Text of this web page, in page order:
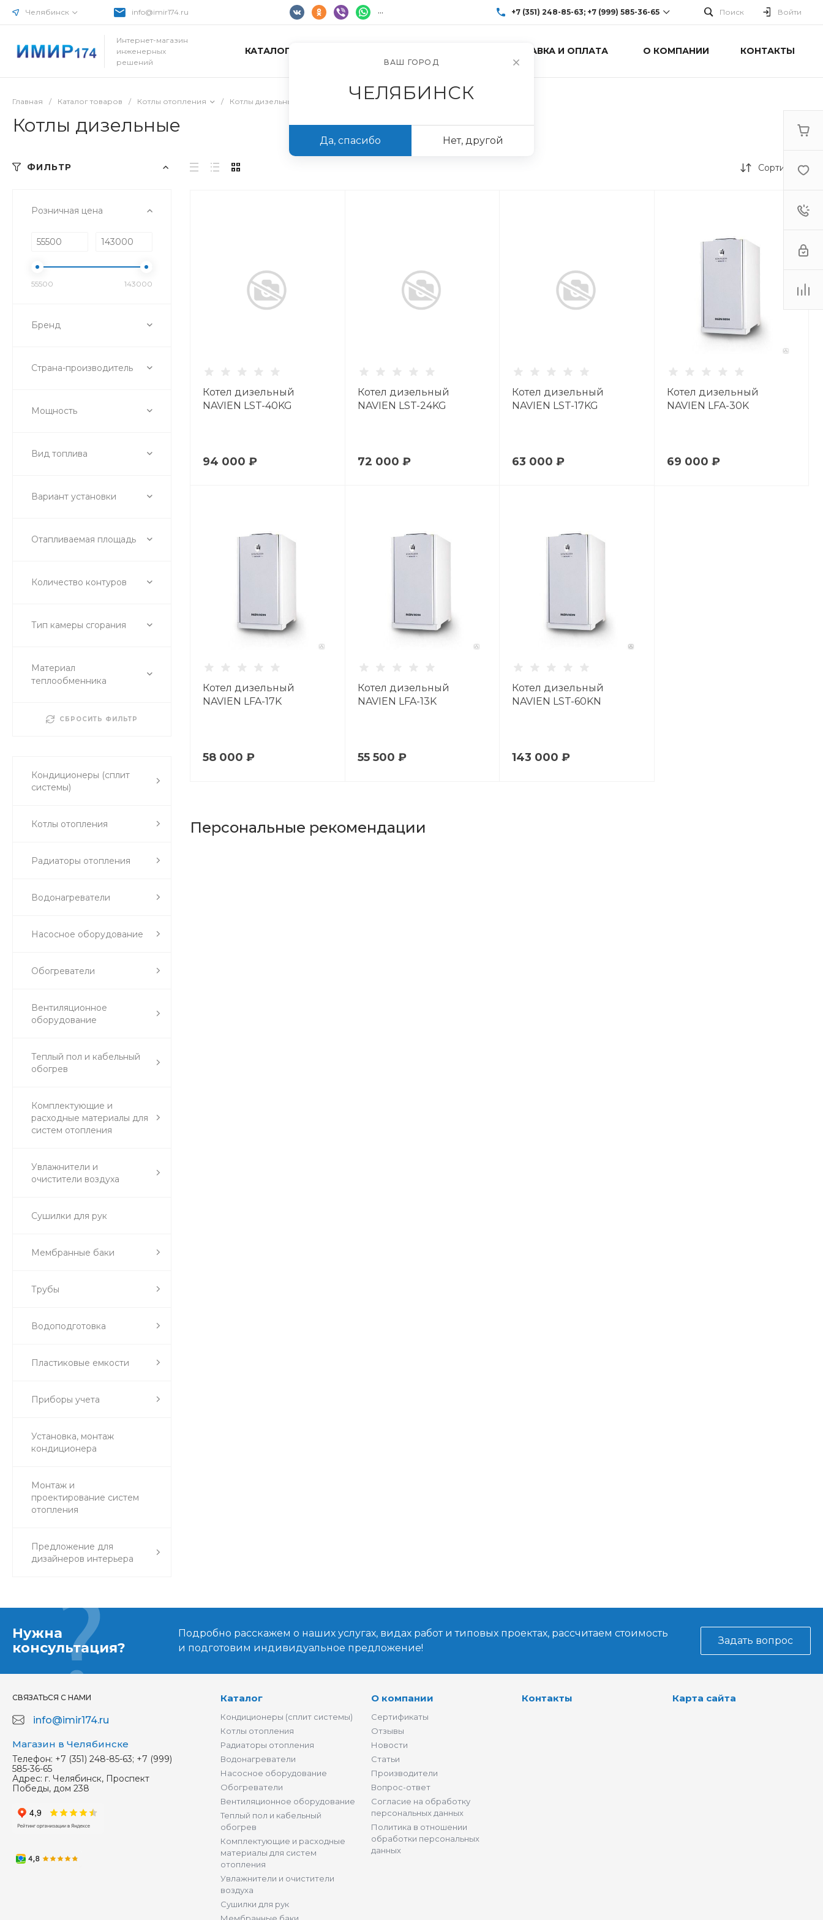
Челябинск info@imir174.ru ... +7 (351) 248-85-63; +7 (999) 585-36-65
+7 (351) 248-85-63; +7 (999) 585-36-65
Поиск Войти
Интернет-магазин
инженерных
решений
КАТАЛОГ ТОВАРОВ ДОСТАВКА И ОПЛАТА О КОМПАНИИ КОНТАКТЫ
Главная / Каталог товаров / Котлы отопления / Котлы дизельные
Котлы дизельные
ФИЛЬТР
Розничная цена
55500 143000
Бренд
Страна-производитель
Мощность
Вид топлива
Вариант установки
Отапливаемая площадь
Количество контуров
Тип камеры сгорания
Материал
теплообменника
СБРОСИТЬ ФИЛЬТР
Кондиционеры (сплит
системы)
Котлы отопления
Радиаторы отопления
Водонагреватели
Насосное оборудование
Обогреватели
Вентиляционное
оборудование
Теплый пол и кабельный
обогрев
Комплектующие и
расходные материалы для
систем отопления
Увлажнители и
очистители воздуха
Сушилки для рук
Мембранные баки
Трубы
Водоподготовка
Пластиковые емкости
Приборы учета
Установка, монтаж
кондиционера
Монтаж и
проектирование систем
отопления
Предложение для
дизайнеров интерьера
Сортировка
Котел дизельный
NAVIEN LST-40KG
94 000 ₽
Котел дизельный
NAVIEN LST-24KG
72 000 ₽
Котел дизельный
NAVIEN LST-17KG
63 000 ₽
Котел дизельный
NAVIEN LFA-30K
69 000 ₽
Котел дизельный
NAVIEN LFA-17K
58 000 ₽
Котел дизельный
NAVIEN LFA-13K
55 500 ₽
Котел дизельный
NAVIEN LST-60KN
143 000 ₽
Персональные рекомендации
Нужна
консультация?
Подробно расскажем о наших услугах, видах работ и типовых проектах, рассчитаем стоимость
и подготовим индивидуальное предложение!
Задать вопрос
СВЯЗАТЬСЯ С НАМИ
info@imir174.ru
Магазин в Челябинске
Телефон: +7 (351) 248-85-63; +7 (999)
585-36-65
Адрес: г. Челябинск, Проспект
Победы, дом 238
Каталог
Кондиционеры (сплит системы)
Котлы отопления
Радиаторы отопления
Водонагреватели
Насосное оборудование
Обогреватели
Вентиляционное оборудование
Теплый пол и кабельный
обогрев
Комплектующие и расходные
материалы для систем
отопления
Увлажнители и очистители
воздуха
Сушилки для рук
О компании
Сертификаты
Отзывы
Новости
Статьи
Производители
Вопрос-ответ
Согласие на обработку
персональных данных
Политика в отношении
обработки персональных
данных
Контакты Карта сайта
ВАШ ГОРОД
ЧЕЛЯБИНСК
Да, спасибо Нет, другой